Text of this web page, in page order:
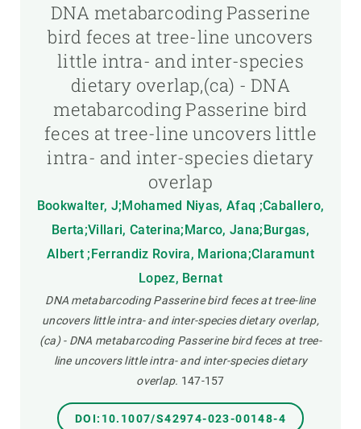
DNA metabarcoding Passerine
bird feces at tree-line uncovers
little intra- and inter-species
dietary overlap,(ca) - DNA
metabarcoding Passerine bird
feces at tree-line uncovers little
intra- and inter-species dietary
overlap
Bookwalter, J;Mohamed Niyas, Afaq ;Caballero,
Berta;Villari, Caterina;Marco, Jana;Burgas,
Albert ;Ferrandiz Rovira, Mariona;Claramunt
Lopez, Bernat
DNA metabarcoding Passerine bird feces at tree-line
uncovers little intra- and inter-species dietary overlap,
(ca) - DNA metabarcoding Passerine bird feces at tree-
line uncovers little intra- and inter-species dietary
overlap. 147-157
DOI:10.1007/S42974-023-00148-4